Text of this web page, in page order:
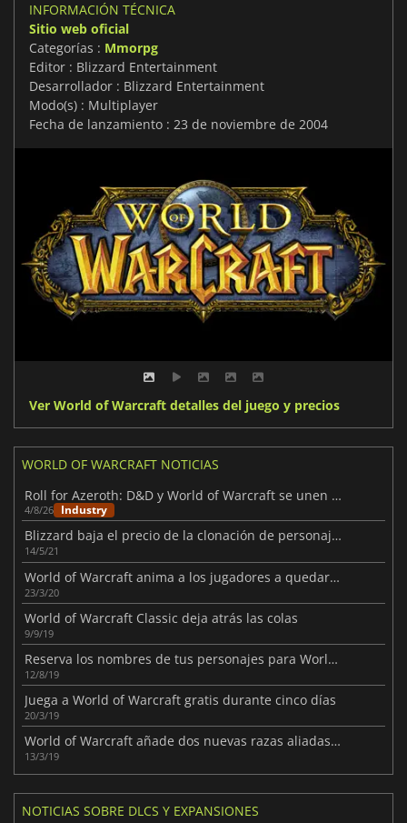
INFORMACIÓN TÉCNICA
Sitio web oficial
Categorías : Mmorpg
Editor : Blizzard Entertainment
Desarrollador : Blizzard Entertainment
Modo(s) : Multiplayer
Fecha de lanzamiento : 23 de noviembre de 2004
Ver World of Warcraft detalles del juego y precios
WORLD OF WARCRAFT NOTICIAS
Roll for Azeroth: D&D y World of Warcraft se unen por fin
4/8/26 Industry
Blizzard baja el precio de la clonación de personajes para Burning Crusade Classic
14/5/21
World of Warcraft anima a los jugadores a quedarse en casa con una gran bonificación
23/3/20
World of Warcraft Classic deja atrás las colas
9/9/19
Reserva los nombres de tus personajes para World of Warcraft Classic
12/8/19
Juega a World of Warcraft gratis durante cinco días
20/3/19
World of Warcraft añade dos nuevas razas aliadas: Humanos de Kul Tiras y Trolls Zandalari
13/3/19
NOTICIAS SOBRE DLCS Y EXPANSIONES